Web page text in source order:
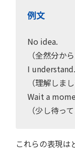
例文
No idea.
（全然分か
I understand.
（理解しま
Wait a
（少し待っ
これらの表現は